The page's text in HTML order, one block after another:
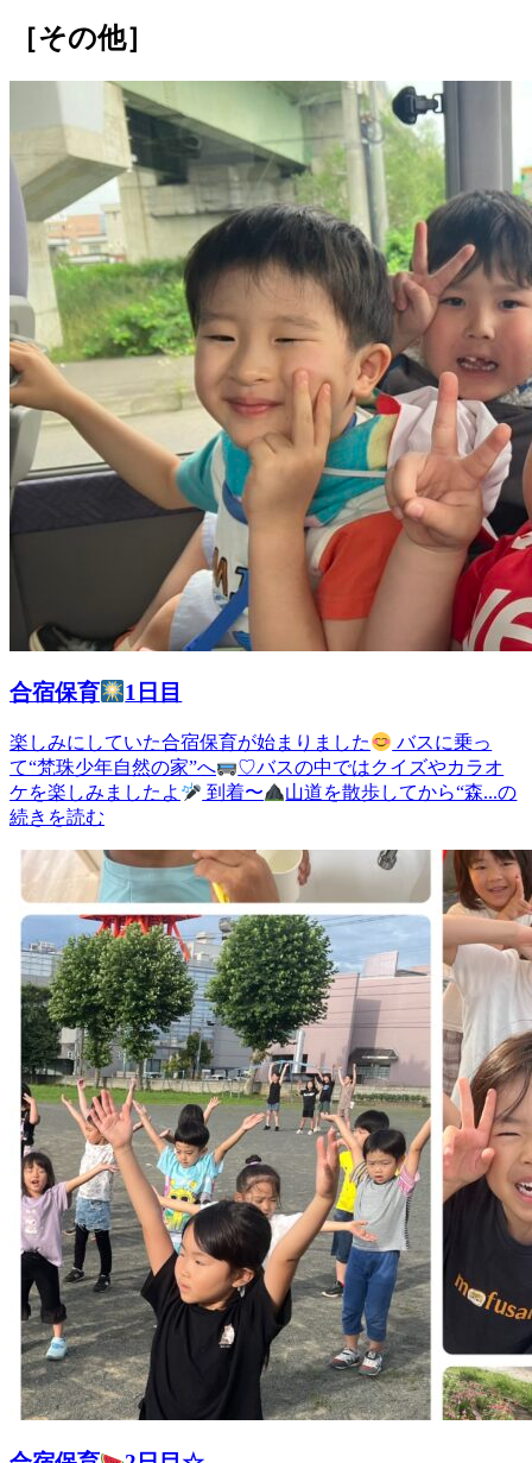
［その他］
合宿保育 1日目
楽しみにしていた合宿保育が始まりました
バスに乗っ
て“梵珠少年自然の家”へ
♡バスの中ではクイズやカラオ
ケを楽しみましたよ
到着〜
山道を散歩してから“森...の
続きを読む